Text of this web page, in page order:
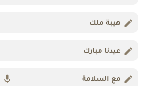
هيبة ملك
عيدنا مبارك
مع السلامة